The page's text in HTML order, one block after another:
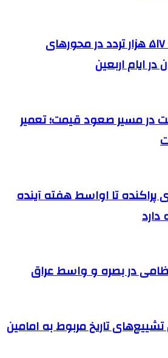
ثبت ۲ میلیون و ۵۱۷ هزار تردد در محورهای
ایام اربعین
در مسیر صعود قیمت؛ تعمیر
پراکنده تا اواسط هفته آینده
دارد
در بصره و واسط عراق
تشییع‌های تاریخ مربوط به امامین